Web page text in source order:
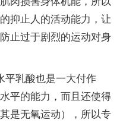
抑止人的活动能力，让
止过于剧烈的运动对身
平乳酸也是一大付作
平的能力，而且还使得
是无氧运动），所以专